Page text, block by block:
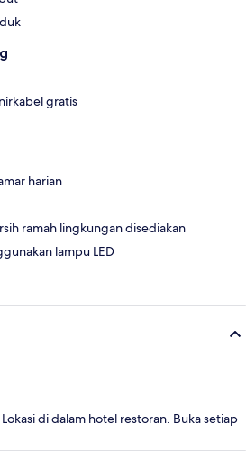
gratis
harian
ramah lingkungan disediakan
lampu LED
di dalam hotel restoran. Buka setiap